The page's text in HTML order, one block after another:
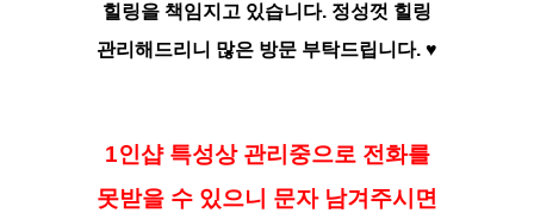
힐링을 책임지고 있습니다. 정성껏 힐링
관리해드리니 많은 방문 부탁드립니다. ♥️
1인샵 특성상 관리중으로 전화를
못받을 수 있으니 문자 남겨주시면